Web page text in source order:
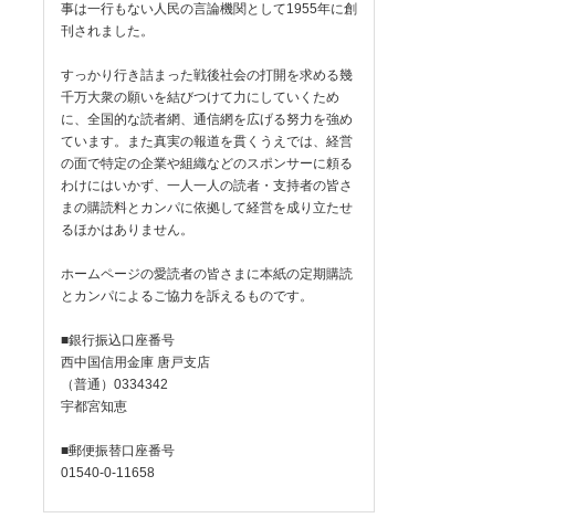
事は一行もない人民の言論機関として1955年に創
刊されました。
すっかり行き詰まった戦後社会の打開を求める幾
千万大衆の願いを結びつけて力にしていくため
に、全国的な読者網、通信網を広げる努力を強め
ています。また真実の報道を貫くうえでは、経営
の面で特定の企業や組織などのスポンサーに頼る
わけにはいかず、一人一人の読者・支持者の皆さ
まの購読料とカンパに依拠して経営を成り立たせ
るほかはありません。
ホームページの愛読者の皆さまに本紙の定期購読
とカンパによるご協力を訴えるものです。
■銀行振込口座番号
西中国信用金庫 唐戸支店
（普通）0334342
宇都宮知恵
■郵便振替口座番号
01540-0-11658